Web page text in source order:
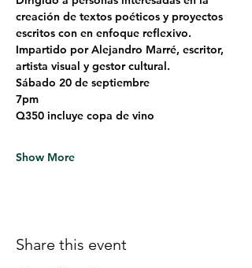
creación de textos poéticos y proyectos
escritos con en enfoque reflexivo.
Impartido por Alejandro Marré, escritor,
artista visual y gestor cultural.
Sábado 20 de septiembre
7pm
Q350 incluye copa de vino
Show More
Share this event